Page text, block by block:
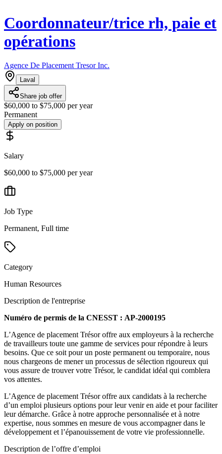
Coordonnateur/trice rh, paie et
opérations
Agence De Placement Tresor Inc.
Laval
Share job offer
$60,000 to $75,000 per year
Permanent
Apply on position
Salary
$60,000 to $75,000 per year
Job Type
Permanent, Full time
Category
Human Resources
Description de l'entreprise
Numéro de permis de la CNESST : AP-2000195
L’Agence de placement Trésor offre aux employeurs à la recherche
de travailleurs toute une gamme de services pour répondre à leurs
besoins. Que ce soit pour un poste permanent ou temporaire, nous
nous chargeons de mener un processus de sélection rigoureux qui
vous assure de trouver votre Trésor, le candidat idéal qui comblera
vos attentes.
L’Agence de placement Trésor offre aux candidats à la recherche
d’un emploi plusieurs options pour leur venir en aide et pour faciliter
leur démarche. Grâce à notre approche personnalisée et à notre
expertise, nous sommes en mesure de vous accompagner dans le
développement et l’épanouissement de votre vie professionnelle.
Description de l’offre d’emploi